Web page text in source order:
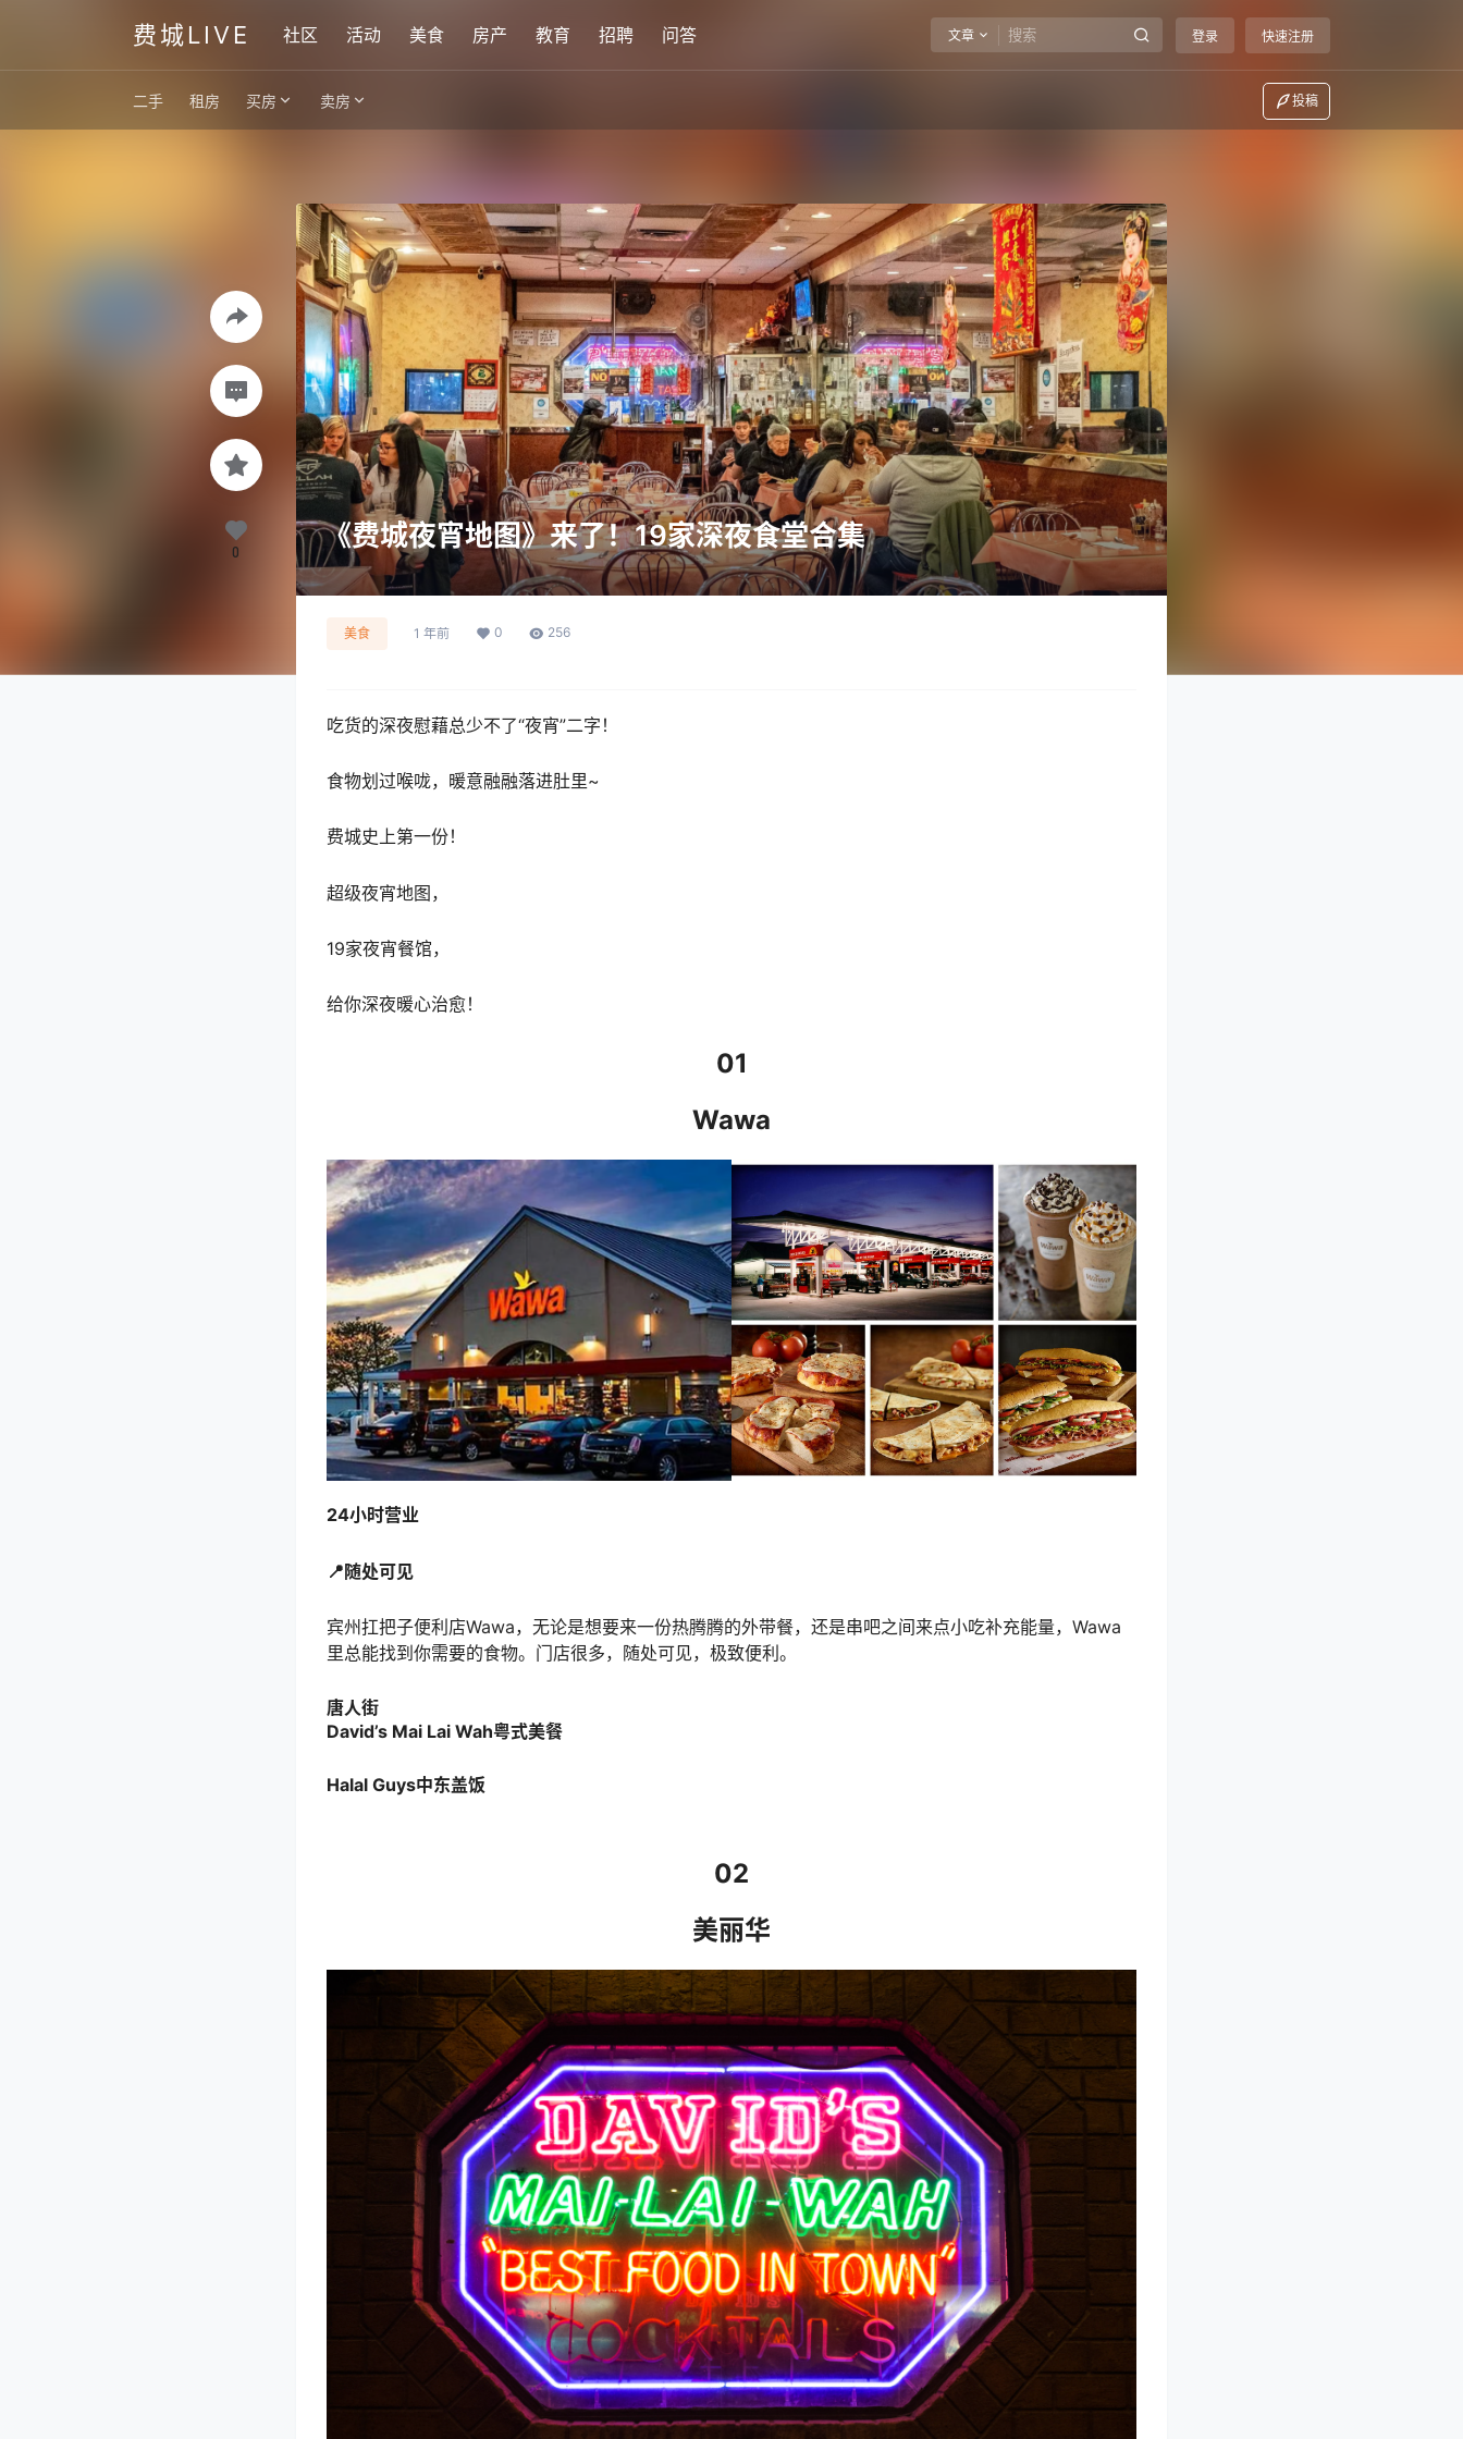
费城LIVE 社区 活动 美食 房产 教育 招聘 问答 文章 登录 快速注册
二手 租房 买房 卖房 投稿
《费城夜宵地图》来了！19家深夜食堂合集
美食 1 年前 0 256
吃货的深夜慰藉总少不了“夜宵”二字！
食物划过喉咙，暖意融融落进肚里~
费城史上第一份！
超级夜宵地图，
19家夜宵餐馆，
给你深夜暖心治愈！
01
Wawa
24小时营业
📍随处可见
宾州扛把子便利店Wawa，无论是想要来一份热腾腾的外带餐，还是串吧之间来点小吃补充能量，Wawa
里总能找到你需要的食物。门店很多，随处可见，极致便利。
唐人街
David’s Mai Lai Wah粤式美餐
Halal Guys中东盖饭
02
美丽华
0